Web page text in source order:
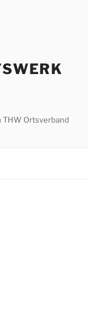
THW Ortsverband